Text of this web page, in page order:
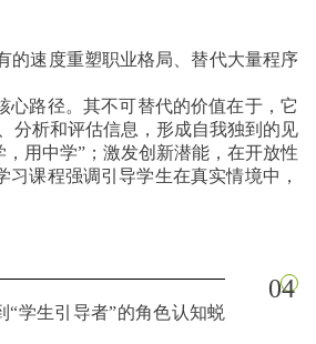
的速度重塑职业格局、替代大量程序
路径。其不可替代的价值在于，它
分析和评估信息，形成自我独到的见
用中学”；激发创新潜能，在开放性
课程强调引导学生在真实情境中，
学生引导者”的角色认知蜕
04